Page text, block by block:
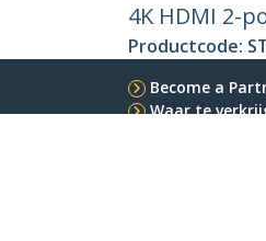
4K HDMI 2-
Productcode:
Become a
Waar te